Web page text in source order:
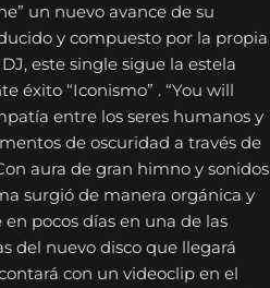
un nuevo avance de su
y compuesto por la propia
este single sigue la estela
éxito “Iconismo” . “You will
entre los seres humanos y
de oscuridad a través de
aura de gran himno y sonidos
surgió de manera orgánica y
pocos días en una de las
del nuevo disco que llegará
con un videoclip en el